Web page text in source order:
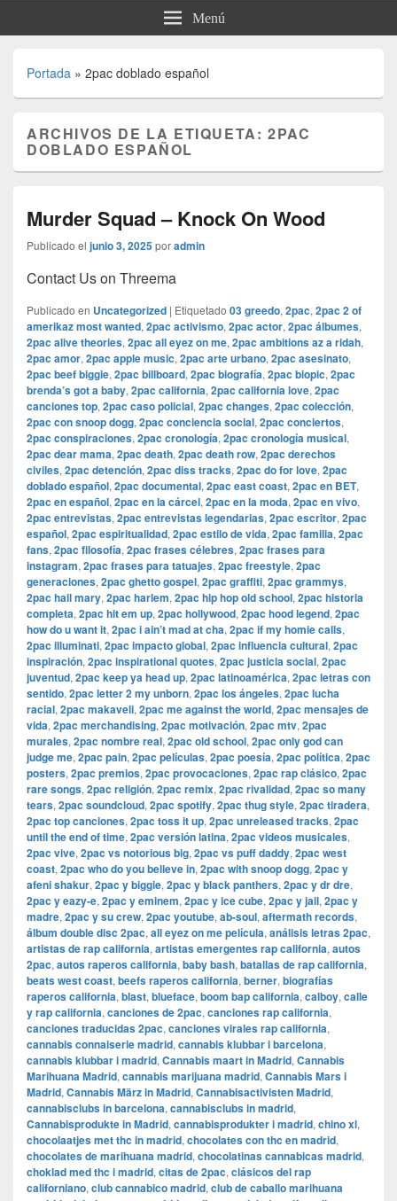
Menú
Portada » 2pac doblado español
ARCHIVOS DE LA ETIQUETA:2PAC
DOBLADO ESPAÑOL
Murder Squad – Knock On Wood
Publicado el junio 3, 2025poradmin
Contact Us on Threema
Publicado en Uncategorized | Etiquetado 03 greedo, 2pac, 2pac 2 of
amerikaz most wanted, 2pac activismo, 2pac actor, 2pac álbumes,
2pac alive theories, 2pac all eyez on me, 2pac ambitions az a ridah,
2pac amor, 2pac apple music, 2pac arte urbano, 2pac asesinato,
2pac beef biggie, 2pac billboard, 2pac biografía, 2pac biopic, 2pac
brenda’s got a baby, 2pac california, 2pac california love, 2pac
canciones top, 2pac caso policial, 2pac changes, 2pac colección,
2pac con snoop dogg, 2pac conciencia social, 2pac conciertos,
2pac conspiraciones, 2pac cronología, 2pac cronología musical,
2pac dear mama, 2pac death, 2pac death row, 2pac derechos
civiles, 2pac detención, 2pac diss tracks, 2pac do for love, 2pac
doblado español, 2pac documental, 2pac east coast, 2pac en BET,
2pac en español, 2pac en la cárcel, 2pac en la moda, 2pac en vivo,
2pac entrevistas, 2pac entrevistas legendarias, 2pac escritor, 2pac
español, 2pac espiritualidad, 2pac estilo de vida, 2pac familia, 2pac
fans, 2pac filosofía, 2pac frases célebres, 2pac frases para
instagram, 2pac frases para tatuajes, 2pac freestyle, 2pac
generaciones, 2pac ghetto gospel, 2pac graffiti, 2pac grammys,
2pac hail mary, 2pac harlem, 2pac hip hop old school, 2pac historia
completa, 2pac hit em up, 2pac hollywood, 2pac hood legend, 2pac
how do u want it, 2pac i ain’t mad at cha, 2pac if my homie calls,
2pac illuminati, 2pac impacto global, 2pac influencia cultural, 2pac
inspiración, 2pac inspirational quotes, 2pac justicia social, 2pac
juventud, 2pac keep ya head up, 2pac latinoamérica, 2pac letras con
sentido, 2pac letter 2 my unborn, 2pac los ángeles, 2pac lucha
racial, 2pac makaveli, 2pac me against the world, 2pac mensajes de
vida, 2pac merchandising, 2pac motivación, 2pac mtv, 2pac
murales, 2pac nombre real, 2pac old school, 2pac only god can
judge me, 2pac pain, 2pac películas, 2pac poesía, 2pac política, 2pac
posters, 2pac premios, 2pac provocaciones, 2pac rap clásico, 2pac
rare songs, 2pac religión, 2pac remix, 2pac rivalidad, 2pac so many
tears, 2pac soundcloud, 2pac spotify, 2pac thug style, 2pac tiradera,
2pac top canciones, 2pac toss it up, 2pac unreleased tracks, 2pac
until the end of time, 2pac versión latina, 2pac videos musicales,
2pac vive, 2pac vs notorious big, 2pac vs puff daddy, 2pac west
coast, 2pac who do you believe in, 2pac with snoop dogg, 2pac y
afeni shakur, 2pac y biggie, 2pac y black panthers, 2pac y dr dre,
2pac y eazy-e, 2pac y eminem, 2pac y ice cube, 2pac y jail, 2pac y
madre, 2pac y su crew, 2pac youtube, ab-soul, aftermath records,
álbum double disc 2pac, all eyez on me película, análisis letras 2pac,
artistas de rap california, artistas emergentes rap california, autos
2pac, autos raperos california, baby bash, batallas de rap california,
beats west coast, beefs raperos california, berner, biografías
raperos california, blast, blueface, boom bap california, calboy, calle
y rap california, canciones de 2pac, canciones rap california,
canciones traducidas 2pac, canciones virales rap california,
cannabis connaiserie madrid, cannabis klubbar i barcelona,
cannabis klubbar i madrid, Cannabis maart in Madrid, Cannabis
Marihuana Madrid, cannabis marijuana madrid, Cannabis Mars i
Madrid, Cannabis März in Madrid, Cannabisactivisten Madrid,
cannabisclubs in barcelona, cannabisclubs in madrid,
Cannabisprodukte in Madrid, cannabisprodukter i madrid, chino xl,
chocolaatjes met thc in madrid, chocolates con thc en madrid,
chocolates de marihuana madrid, chocolatinas cannabicas madrid,
choklad med thc i madrid, citas de 2pac, clásicos del rap
californiano, club cannabico madrid, club de caballo marihuana